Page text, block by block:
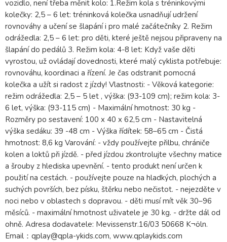
vozidlo, není třeba měnit kolo: 1.Režim kola s tréninkovými
kolečky: 2,5 – 6 let: tréninková kolečka usnadňují udržení
rovnováhy a učení se šlapání i pro malé začátečníky 2. Režim
odrážedla: 2,5 – 6 let: pro děti, které ještě nejsou připraveny na
šlapání do pedálů 3. Režim kola: 4-8 let: Když vaše děti
vyrostou, už ovládají dovednosti, které malý cyklista potřebuje:
rovnováhu, koordinaci a řízení. Je čas odstranit pomocná
kolečka a užít si radost z jízdy! Vlastnosti: - Věková kategorie:
režim odrážedla: 2,5 – 5 let , výška: (93-109 cm); režim kola: 3-
6 let, výška: (93-115 cm) - Maximální hmotnost: 30 kg -
Rozměry po sestavení: 100 x 40 x 62,5 cm - Nastavitelná
výška sedáku: 39 -48 cm - Výška řídítek: 58–65 cm - Čistá
hmotnost: 8,6 kg Varování: - vždy používejte přilbu, chrániče
kolen a loktů při jízdě. - před jízdou zkontrolujte všechny matice
a šrouby z hlediska upevnění. - tento produkt není určen k
použití na cestách. - používejte pouze na hladkých, plochých a
suchých površích, bez písku, štěrku nebo nečistot. - nejezděte v
noci nebo v oblastech s dopravou. - děti musí mít věk 30–96
měsíců. - maximální hmotnost uživatele je 30 kg. - držte dál od
ohně. Adresa dodavatele: Mevissenstr.16/03 50668 K¬öln.
Email：qplay@qpla-ykids.com, www.qplaykids.com